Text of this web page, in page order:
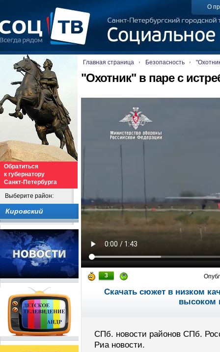
О
Обратиться
к губернатору
Санкт-Петербурга
Выберите район:
Кировский
Главная страница Безопасность
"Охотник" в паре с
3
Скачать сюжет в низком
высоком
СПб. новости районов СПб.
Риа новости.